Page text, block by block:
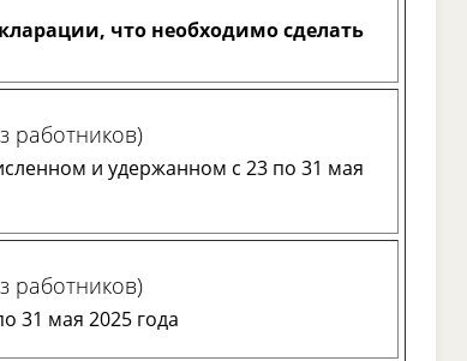
что необходимо сделать
работников)
и удержанном с 23 по 31 мая
работников)
31 мая 2025 года